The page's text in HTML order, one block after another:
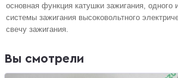
основная функция катушки зажигания, одного
системы зажигания высоковольтного
свечу зажигания.
Вы смотрели